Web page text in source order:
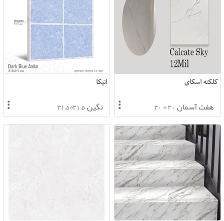
کلکته اسکای
هفت آسمان 30 * 30
⠇
انیکا
نگین 31.5*31.5
⠇